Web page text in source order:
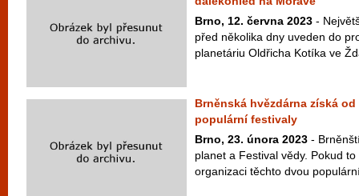
Brno, 12. června 2023 -
před několika dny uveden do
planetáriu Oldřicha Kotíka ve
Brněnská hvězdárna získá
populární festivaly
Brno, 23. února 2023 -
planet a Festival vědy. Pokud
organizaci těchto dvou